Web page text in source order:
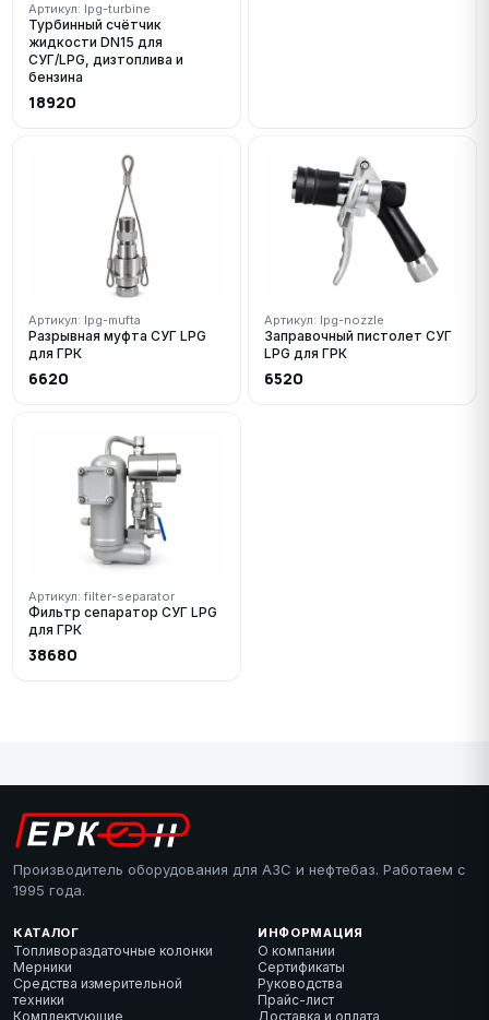
Артикул: lpg-turbine
Турбинный счётчик
жидкости DN15 для
СУГ/LPG, дизтоплива и
бензина
18920
Артикул: lpg-mufta
Разрывная муфта СУГ LPG
для ГРК
6620
Артикул: lpg-nozzle
Заправочный пистолет СУГ
LPG для ГРК
6520
Артикул: filter-separator
Фильтр сепаратор СУГ LPG
для ГРК
38680
Производитель оборудования для АЗС и нефтебаз. Работаем с
1995 года.
КАТАЛОГ
Топливораздаточные колонки
Мерники
Средства измерительной
техники
Комплектующие
ИНФОРМАЦИЯ
О компании
Сертификаты
Руководства
Прайс-лист
Доставка и оплата